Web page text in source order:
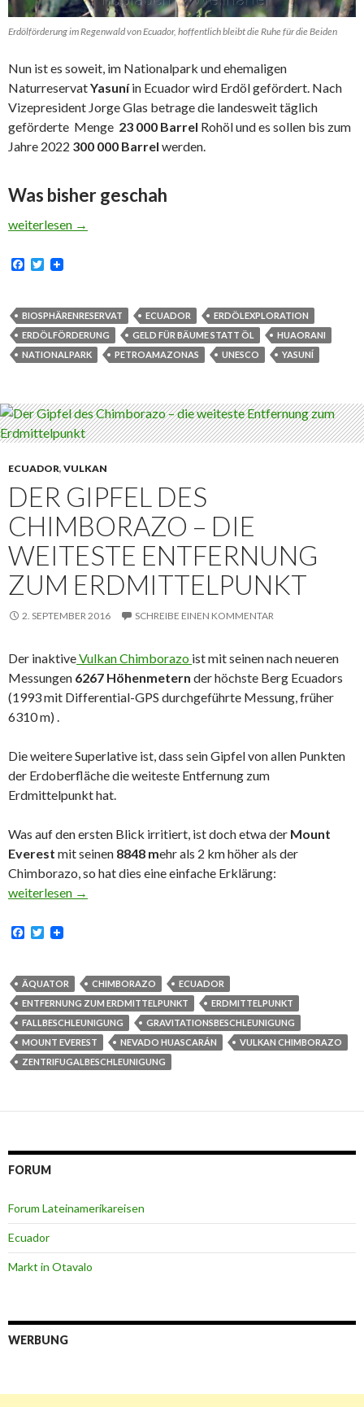
Erdölförderung im Regenwald von Ecuador, hoffentlich bleibt die Ruhe für die Beiden
Nun ist es soweit, im Nationalpark und ehemaligen
NaturreservatYasuníin Ecuador wird Erdöl gefördert. Nach
Vizepresident Jorge Glas betrage die landesweit täglich
geförderte Menge 23 000 Barrel Rohöl und es sollen bis zum
Jahre 2022 300 000 Barrel werden.
Was bisher geschah
Erdölförderung im Regenwald Ecuadors
weiterlesen →
F
b
o
o
k
T
t
e
r
BIOSPHÄRENRESERVAT ECUADOR
ERDÖLEXPLORATION
ERDÖLFÖRDERUNG
GELD FÜR BÄUME STATT ÖL
HUAORANI
NATIONALPARK
PETROAMAZONAS UNESCO YASUNÍ
ECUADOR, VULKAN
DER GIPFEL DES
CHIMBORAZO – DIE
WEITESTE ENTFERNUNG
ZUM ERDMITTELPUNKT
2. SEPTEMBER 2016 SCHREIBE EINEN KOMMENTAR
Der inaktiveVulkan Chimborazo ist mit seinen nach neueren
Messungen 6267 Höhenmetern der höchste Berg Ecuadors
(1993 mit Differential-GPS durchgeführte Messung, früher
6310 m) .
Die weitere Superlative ist, dass sein Gipfel von allen Punkten
der Erdoberfläche die weiteste Entfernung zum
Erdmittelpunkt hat.
Was auf den ersten Blick irritiert, ist doch etwa der Mount
Everest mit seinen 8848 mehr als 2 km höher als der
Chimborazo, so hat dies eine einfache Erklärung:
Der Gipfel des Chimborazo – die weiteste Entfernung zum
weiterlesen →
F
b
o
o
k
T
t
e
r
ÄQUATOR CHIMBORAZO
ECUADOR
ENTFERNUNG ZUM ERDMITTELPUNKT
ERDMITTELPUNKT
FALLBESCHLEUNIGUNG
GRAVITATIONSBESCHLEUNIGUNG
MOUNT EVEREST
NEVADO HUASCARÁN
VULKAN CHIMBORAZO
ZENTRIFUGALBESCHLEUNIGUNG
FORUM
Forum Lateinamerikareisen
Ecuador
Markt in Otavalo
WERBUNG